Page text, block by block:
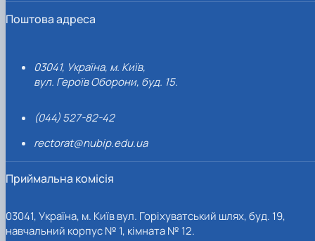
Поштова адреса
03041, Україна, м. Київ,
вул. Героїв Оборони, буд. 15.
(044) 527-82-42
rectorat@nubip.edu.ua
Приймальна комісія
03041, Україна, м. Київ вул. Горіхуватський шлях, буд. 19,
навчальний корпус № 1, кімната № 12.